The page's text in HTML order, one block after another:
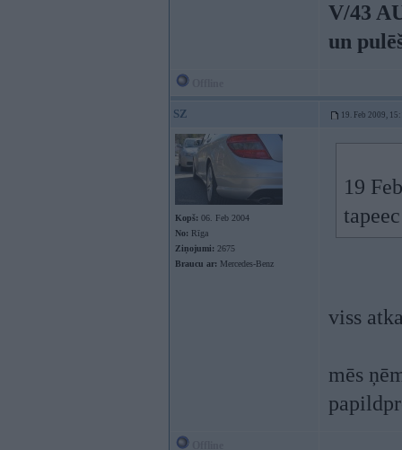
V/43
un
SZ 19. Feb 2009,
Kopš: 06. Feb 2004
No: Rīga
Ziņojumi: 2675
Braucu ar: Mercedes-Benz
19
viss
mēs